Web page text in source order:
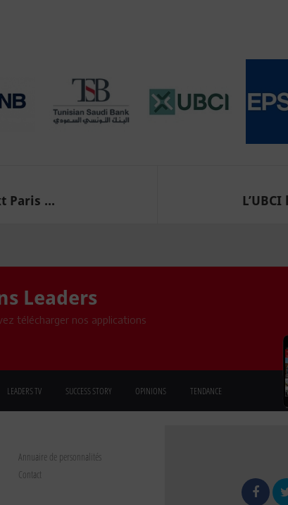
Paris ...
Leaders
télécharger nos applications
LEADERS TV SUCCESS STORY OPINIONS TENDANCE
Annuaire de personnalités
Contact